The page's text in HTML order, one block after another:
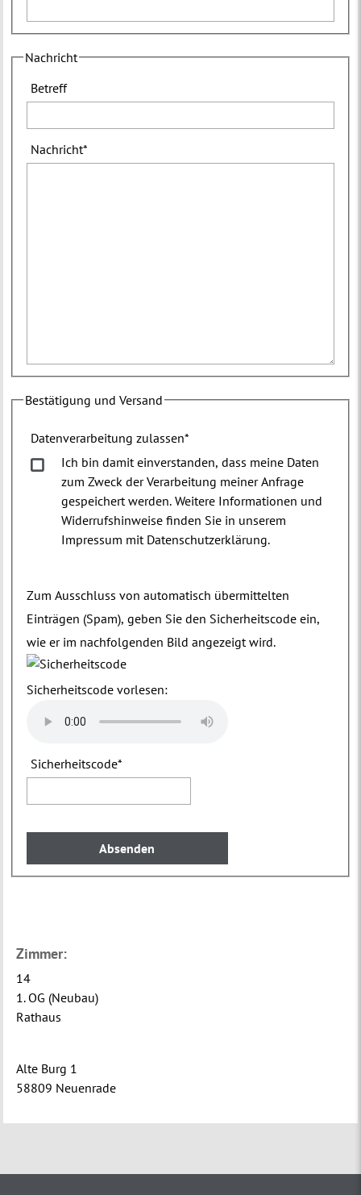
Nachricht
Betreff
Nachricht*
Bestätigung und Versand
Datenverarbeitung zulassen*
Ich bin damit einverstanden, dass meine Daten
zum Zweck der Verarbeitung meiner Anfrage
gespeichert werden. Weitere Informationen und
Widerrufshinweise finden Sie in unserem
Impressum mit Datenschutzerklärung.
Zum Ausschluss von automatisch übermittelten
Einträgen (Spam), geben Sie den Sicherheitscode ein,
wie er im nachfolgenden Bild angezeigt wird.
Sicherheitscode vorlesen:
Sicherheitscode*
Zimmer:
14
1. OG (Neubau)
Rathaus
Alte Burg 1
58809 Neuenrade